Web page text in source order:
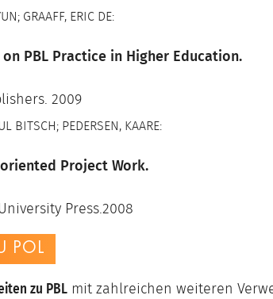
GRAAFF, ERIC DE:
on PBL Practice in Higher Education.
2009
BITSCH; PEDERSEN, KAARE:
Project Work.
Press.2008
POL
zu PBL mit zahlreichen weiteren